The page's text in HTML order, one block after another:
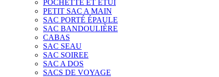
POCHETTE ET ÉTUI
PETIT SAC A MAIN
SAC PORTÉ ÉPAULE
SAC BANDOULIÈRE
CABAS
SAC SEAU
SAC SOIREE
SAC A DOS
SACS DE VOYAGE